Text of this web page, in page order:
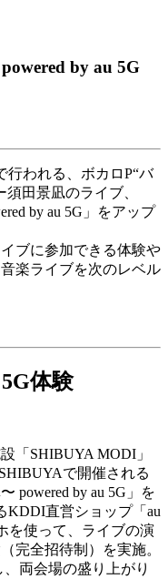
by au 5G
行われる、ボカロP“バ
田景凪のライブ、
by au 5G」をアップ
ブに参加できる体験や
楽ライブを次のレベル
体験
「SHIBUYA MODI」
で開催される
powered by au 5G」を
KDDI直営ショップ「au
を使って、ライブの演
完全招待制）を実施。
両会場の盛り上がり